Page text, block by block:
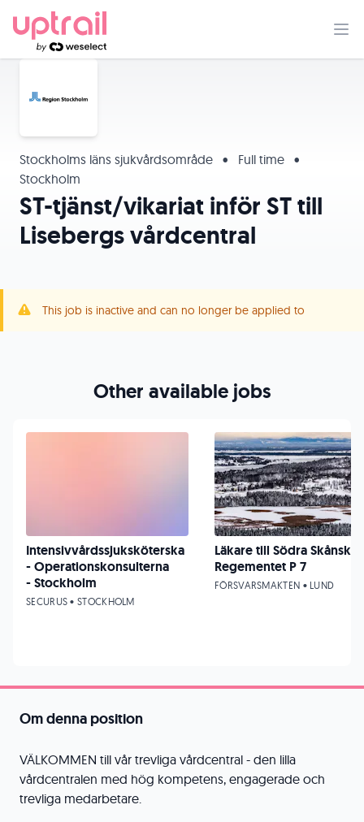
Stockholms läns sjukvårdsområde • Full time •
Stockholm
ST-tjänst/vikariat inför ST till
Lisebergs vårdcentral
This job is inactive and can no longer be applied to
Om denna position
VÄLKOMMEN till vår trevliga vårdcentral - den lilla
vårdcentralen med hög kompetens, engagerade och
trevliga medarbetare.
Other available jobs
Intensivvårdssjuksköterska
- Operationskonsulterna
- Stockholm
SECURUS • STOCKHOLM
Läkare till Södra Skånska
Regementet P 7
FÖRSVARSMAKTEN • LUND